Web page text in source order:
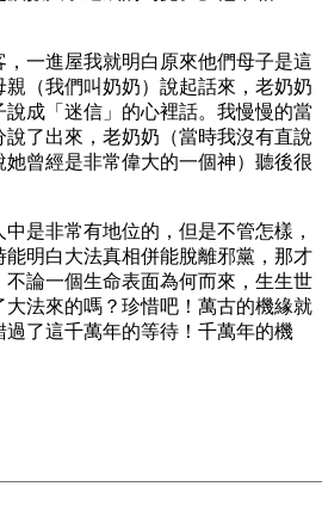
一進屋我就明白原來他們母子是這
（我們叫奶奶）說起話來，老奶奶
說成「迷信」的心裡話。我慢慢的當
了出來，老奶奶（當時我沒有直說
曾經是非常偉大的一個神）聽後很
是非常有地位的，但是不管怎樣，
明白大法真相併能脫離邪黨，那才
論一個生命表面為何而來，生生世
法來的嗎？珍惜吧！萬古的機緣就
了這千萬年的等待！千萬年的機